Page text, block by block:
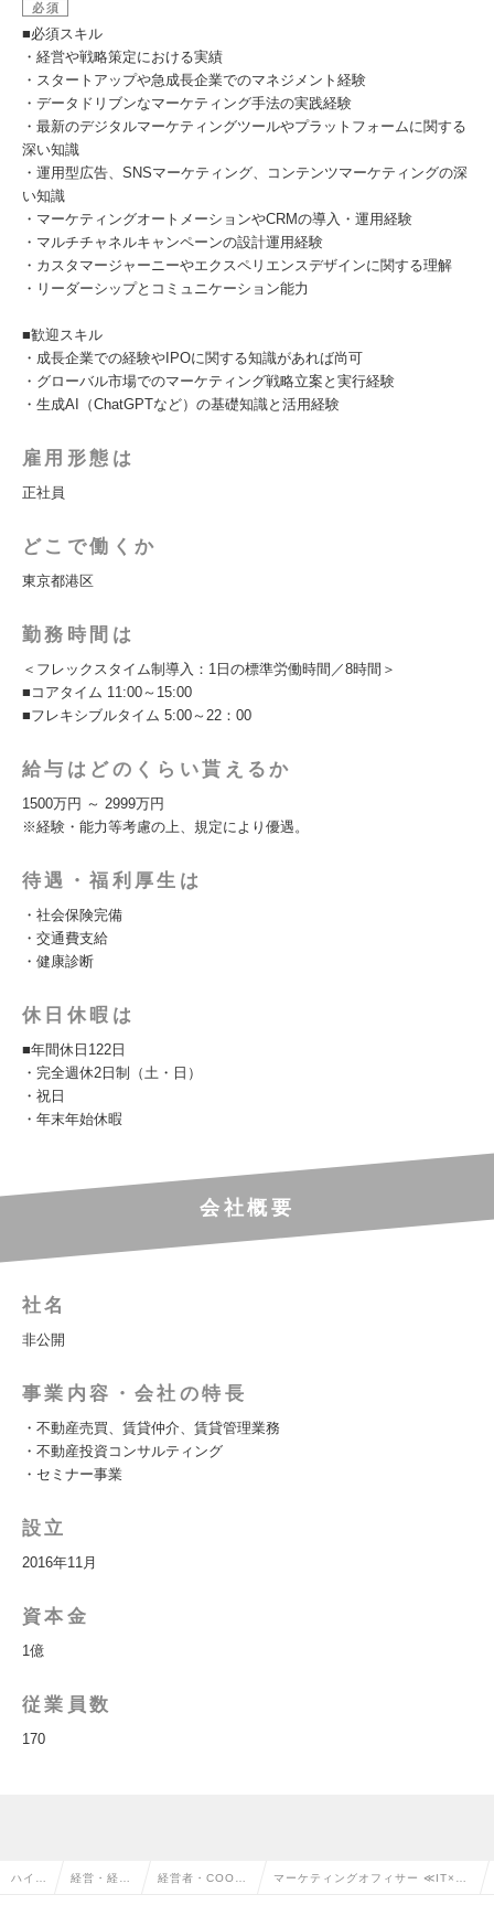
必須
■必須スキル
・経営や戦略策定における実績
・スタートアップや急成長企業でのマネジメント経験
・データドリブンなマーケティング手法の実践経験
・最新のデジタルマーケティングツールやプラットフォームに関する
深い知識
・運用型広告、SNSマーケティング、コンテンツマーケティングの深
い知識
・マーケティングオートメーションやCRMの導入・運用経験
・マルチチャネルキャンペーンの設計運用経験
・カスタマージャーニーやエクスペリエンスデザインに関する理解
・リーダーシップとコミュニケーション能力
■歓迎スキル
・成長企業での経験やIPOに関する知識があれば尚可
・グローバル市場でのマーケティング戦略立案と実行経験
・生成AI（ChatGPTなど）の基礎知識と活用経験
雇用形態は
正社員
どこで働くか
東京都港区
勤務時間は
＜フレックスタイム制導入：1日の標準労働時間／8時間＞
■コアタイム 11:00～15:00
■フレキシブルタイム 5:00～22：00
給与はどのくらい貰えるか
1500万円 ～ 2999万円
※経験・能力等考慮の上、規定により優遇。
待遇・福利厚生は
・社会保険完備
・交通費支給
・健康診断
休日休暇は
■年間休日122日
・完全週休2日制（土・日）
・祝日
・年末年始休暇
会社概要
社名
非公開
事業内容・会社の特長
・不動産売買、賃貸仲介、賃貸管理業務
・不動産投資コンサルティング
・セミナー事業
設立
2016年11月
資本金
1億
従業員数
170
ハイク 経営・経営 経営者・COO・ マーケティングオフィサー ≪IT×W